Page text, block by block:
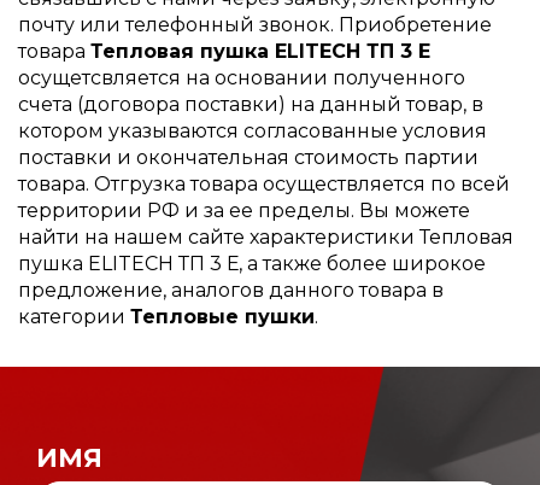
почту или телефонный звонок. Приобретение
товара Тепловая пушка ELITECH ТП 3 Е
осущетсвляется на основании полученного
счета (договора поставки) на данный товар, в
котором указываются согласованные условия
поставки и окончательная стоимость партии
товара. Отгрузка товара осуществляется по всей
территории РФ и за ее пределы. Вы можете
найти на нашем сайте характеристики Тепловая
пушка ELITECH ТП 3 Е, а также более широкое
предложение, аналогов данного товара в
категории Тепловые пушки.
ИМЯ